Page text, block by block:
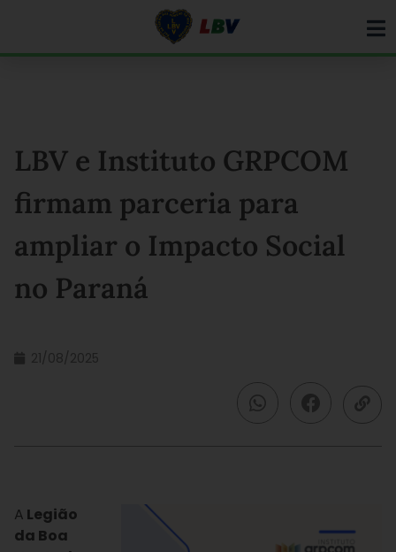
LBV e Instituto GRPCOM
firmam parceria para
ampliar o Impacto Social
no Paraná
21/08/2025
A Legião
da Boa